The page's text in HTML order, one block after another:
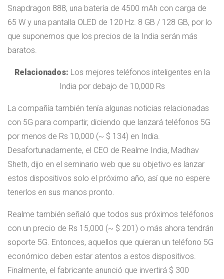
Snapdragon 888, una batería de 4500 mAh con carga de
65 W y una pantalla OLED de 120 Hz. 8 GB / 128 GB, por lo
que suponemos que los precios de la India serán más
baratos.
Relacionados: Los mejores teléfonos inteligentes en la
India por debajo de 10,000 Rs
La compañía también tenía algunas noticias relacionadas
con 5G para compartir, diciendo que lanzará teléfonos 5G
por menos de Rs 10,000 (~ $ 134) en India.
Desafortunadamente, el CEO de Realme India, Madhav
Sheth, dijo en el seminario web que su objetivo es lanzar
estos dispositivos solo el próximo año, así que no espere
tenerlos en sus manos pronto.
Realme también señaló que todos sus próximos teléfonos
con un precio de Rs 15,000 (~ $ 201) o más ahora tendrán
soporte 5G. Entonces, aquellos que quieran un teléfono 5G
económico deben estar atentos a estos dispositivos.
Finalmente, el fabricante anunció que invertirá $ 300